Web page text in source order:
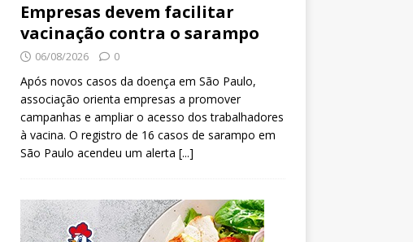
Empresas devem facilitar
vacinação contra o sarampo
06/08/2026 0
Após novos casos da doença em São Paulo,
associação orienta empresas a promover
campanhas e ampliar o acesso dos trabalhadores
à vacina. O registro de 16 casos de sarampo em
São Paulo acendeu um alerta [...]